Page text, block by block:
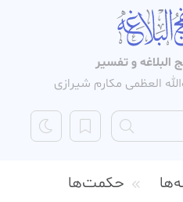
و تفسیر
العظمی مکارم شیرازی
حکمت‌ها